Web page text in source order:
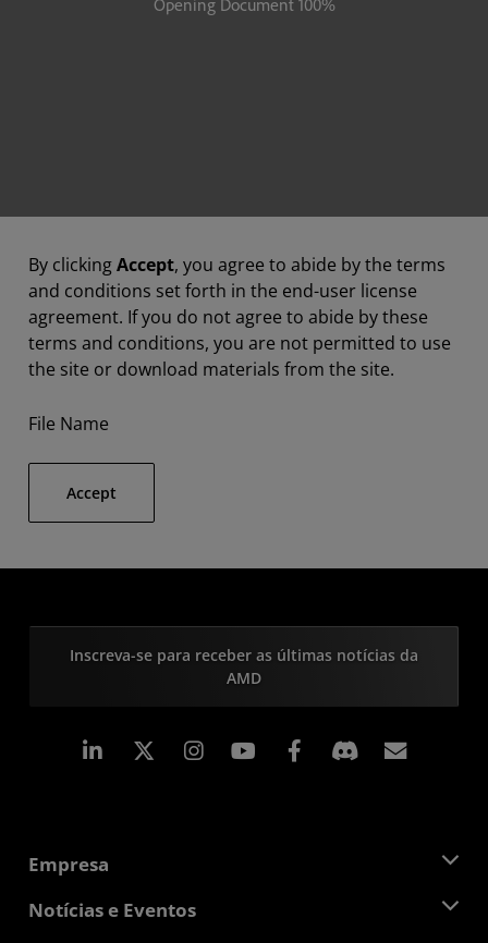
By clickingAccept, you agree to abide by the terms
and conditions set forth in the end-user license
agreement. If you do not agree to abide by these
terms and conditions, you are not permitted to use
the site or download materials from the site.
File Name
Accept
Inscreva-se para receber as últimas notícias da
AMD
Linkedin Instagram Facebook
Empresa
Sobre a AMD
Notícias e Eventos